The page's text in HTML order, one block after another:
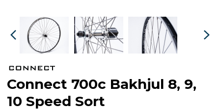
Connect 700c Bakhjul 8, 9,
10 Speed Sort